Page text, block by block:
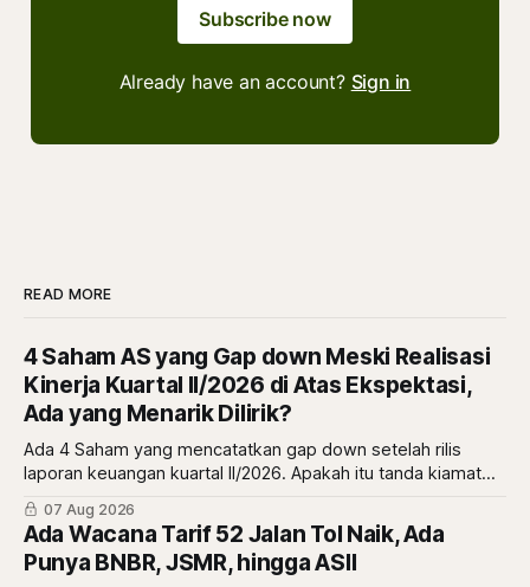
Subscribe now
Already have an account? Sign in
READ MORE
4 Saham AS yang Gap down Meski Realisasi
Kinerja Kuartal II/2026 di Atas Ekspektasi,
Ada yang Menarik Dilirik?
Ada 4 Saham yang mencatatkan gap down setelah rilis
laporan keuangan kuartal II/2026. Apakah itu tanda kiamat
atau malah tanda diskon? simak ulasannya di sini.
07 Aug 2026
Ada Wacana Tarif 52 Jalan Tol Naik, Ada
Punya BNBR, JSMR, hingga ASII